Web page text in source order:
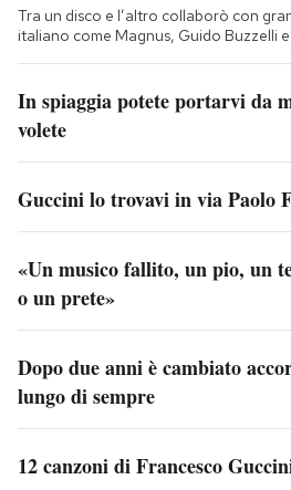
Tra un disco e l’altro collaborò con
italiano come Magnus, Guido Buzzelli
In spiaggia potete portarvi da
volete
Guccini lo trovavi in via Paolo
«Un musico fallito, un pio, un
o un prete»
Dopo due anni è cambiato
lungo di sempre
12 canzoni di Francesco